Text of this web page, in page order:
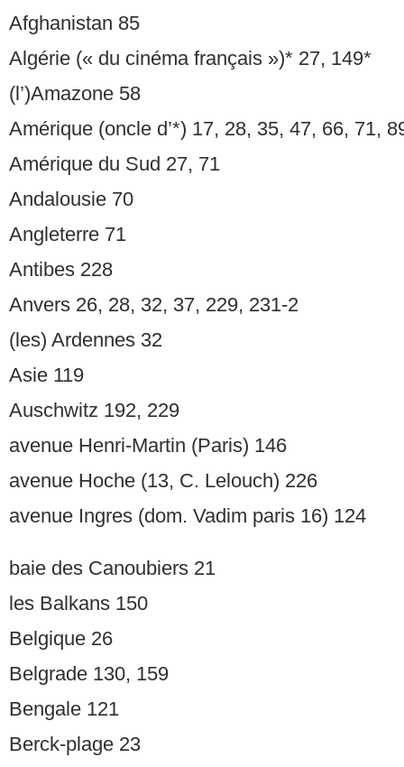
Afghanistan 85
Algérie (« du cinéma français »)* 27, 149*
(l’)Amazone 58
Amérique (oncle d’*) 17, 28, 35, 47, 66, 71,
Amérique du Sud 27, 71
Andalousie 70
Angleterre 71
Antibes 228
Anvers 26, 28, 32, 37, 229, 231-2
(les) Ardennes 32
Asie 119
Auschwitz 192, 229
avenue Henri-Martin (Paris) 146
avenue Hoche (13, C. Lelouch) 226
avenue Ingres (dom. Vadim paris 16) 124
baie des Canoubiers 21
les Balkans 150
Belgique 26
Belgrade 130, 159
Bengale 121
Berck-plage 23